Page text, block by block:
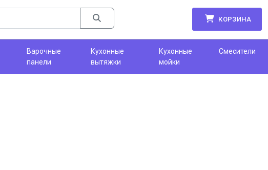
КОРЗИНА
Варочные
панели
Кухонные
вытяжки
Кухонные
мойки
Смесители